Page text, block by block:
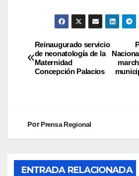
Reinaugurado servicio
de neonatología de la
Maternidad
Concepción Palacios
PorPrensa Regional
ENTRADA RELACIONADA